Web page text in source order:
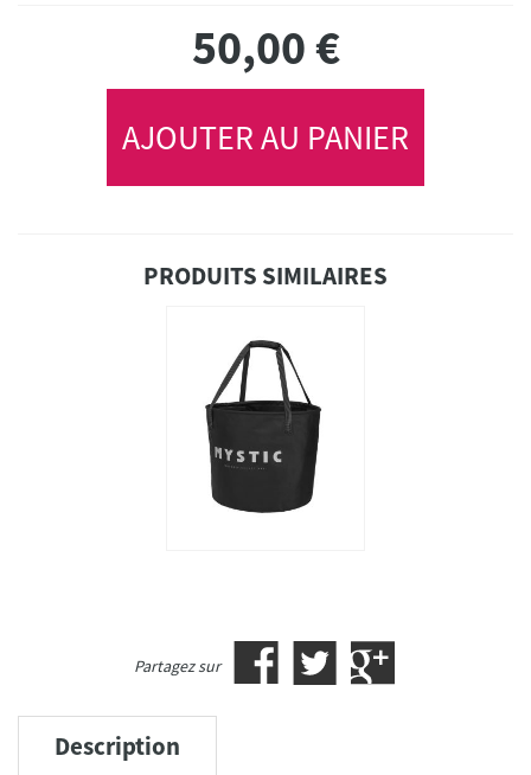
50,00€
AJOUTER AU PANIER
PRODUITS SIMILAIRES
Partagez sur
Description